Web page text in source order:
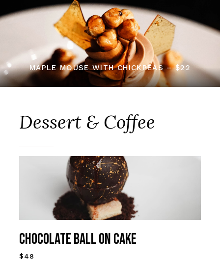
MAPLE MOUSE WITH CHICKPEAS – $22
Dessert & Coffee
CHOCOLATE BALL ON CAKE
$48